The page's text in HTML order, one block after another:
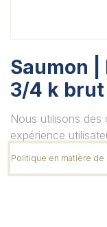
Saumon |
3/4 k brut
Unité
Quantité
Nous utilisons
expérience
Politique en matière de